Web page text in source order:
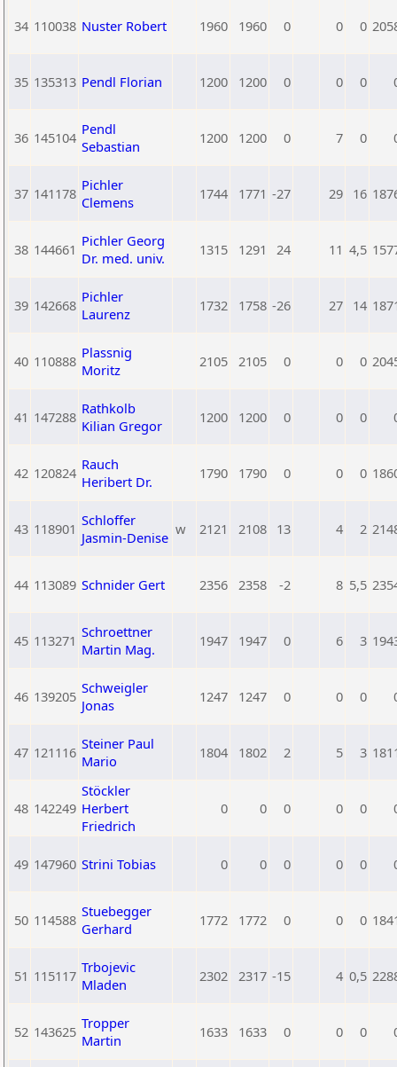
34 110038 Nuster Robert 1960 1960 0 0 0
35 135313 Pendl Florian 1200 1200 0 0 0
36 145104 Pendl
Sebastian
1200 1200 0 7 0
37 141178 Pichler
Clemens
1744 1771 -27 29 16
38 144661 Pichler Georg
Dr. med. univ.
1315 1291 24 11 4,5
39 142668 Pichler
Laurenz
1732 1758 -26 27 14
40 110888 Plassnig
Moritz
2105 2105 0 0 0
41 147288 Rathkolb
Kilian Gregor
1200 1200 0 0 0
42 120824 Rauch
Heribert Dr.
1790 1790 0 0 0
43 118901 Schloffer
Jasmin-Denise w 2121 2108 13 4 2
44 113089 Schnider Gert 2356 2358 -2 8 5,5
45 113271 Schroettner
Martin Mag.
1947 1947 0 6 3
46 139205 Schweigler
Jonas
1247 1247 0 0 0
47 121116 Steiner Paul
Mario
1804 1802 2 5 3
48 142249
Stöckler
Herbert
Friedrich
0 0 0 0 0
49 147960 Strini Tobias 0 0 0 0 0
50 114588 Stuebegger
Gerhard
1772 1772 0 0 0
51 115117 Trbojevic
Mladen
2302 2317 -15 4 0,5
52 143625 Tropper
Martin
1633 1633 0 0 0